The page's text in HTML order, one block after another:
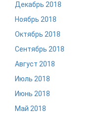
Декабрь 2018
Ноябрь 2018
Октябрь 2018
Сентябрь 2018
Август 2018
Июль 2018
Июнь 2018
Май 2018